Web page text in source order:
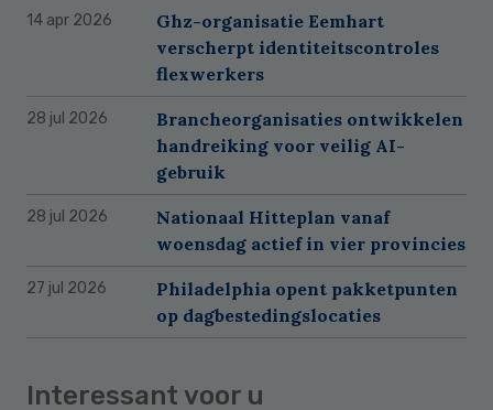
14 apr 2026
Ghz-organisatie Eemhart
verscherpt identiteitscontroles
flexwerkers
28 jul 2026
Brancheorganisaties ontwikkelen
handreiking voor veilig AI-
gebruik
28 jul 2026
Nationaal Hitteplan vanaf
woensdag actief in vier provincies
27 jul 2026
Philadelphia opent pakketpunten
op dagbestedingslocaties
Interessant voor u